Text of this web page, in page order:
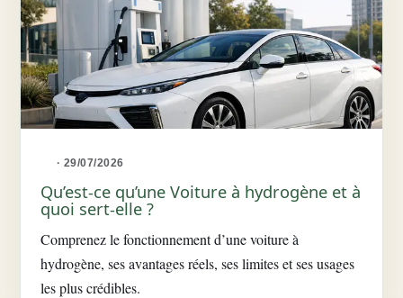
· 29/07/2026
Qu’est-ce qu’une Voiture à hydrogène et à
quoi sert-elle ?
Comprenez le fonctionnement d’une voiture à
hydrogène, ses avantages réels, ses limites et ses usages
les plus crédibles.